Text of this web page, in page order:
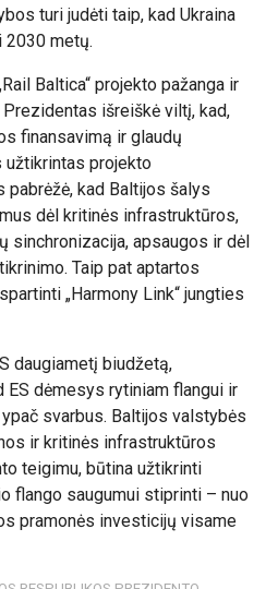
turi judėti taip, kad Ukraina
2030 metų.
Baltica“ projekto pažanga ir
išreiškė viltį, kad,
finansavimą ir glaudų
užtikrintas projekto
kad Baltijos šalys
dėl kritinės infrastruktūros,
sinchronizacija, apsaugos ir dėl
Taip pat aptartos
„Harmony Link“ jungties
daugiametį biudžetą,
ES dėmesys rytiniam flangui ir
svarbus. Baltijos valstybės
ir kritinės infrastruktūros
teigimu, būtina užtikrinti
flango saugumui stiprinti – nuo
pramonės investicijų visame